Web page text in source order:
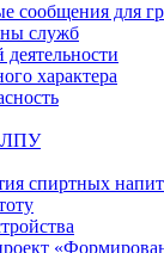
сообщения для
служб
характера
ЛПУ
спиртных